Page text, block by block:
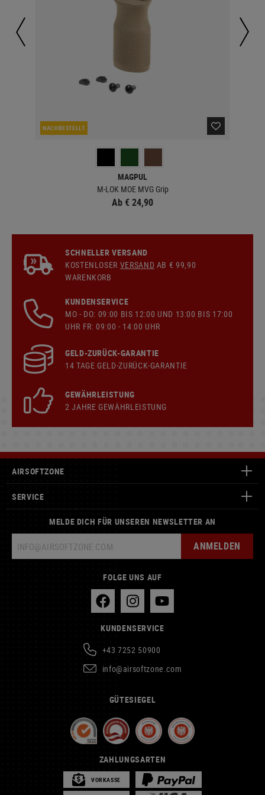
NACHBESTELLT
MAGPUL
M-LOK MOE MVG Grip
Ab € 24,90
SCHNELLER VERSAND
KOSTENLOSER VERSAND AB € 99,90
WARENKORB
KUNDENSERVICE
MO - DO: 09:00 BIS 12:00 UND 13:00 BIS 17:00
UHR FR: 09:00 - 14:00 UHR
GELD-ZURÜCK-GARANTIE
14 TAGE GELD-ZURÜCK-GARANTIE
GEWÄHRLEISTUNG
2 JAHRE GEWÄHRLEISTUNG
AIRSOFTZONE
SERVICE
MELDE DICH FÜR UNSEREN NEWSLETTER AN
ANMELDEN
FOLGE UNS AUF
KUNDENSERVICE
+43 7252 50900
info@airsoftzone.com
GÜTESIEGEL
ZAHLUNGSARTEN
VORKASSE